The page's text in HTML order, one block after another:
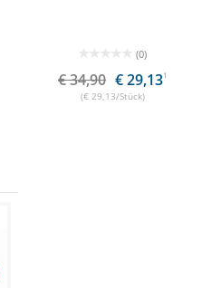
(0)
€ 34,90 € 29,131
(€ 29,13/Stück)